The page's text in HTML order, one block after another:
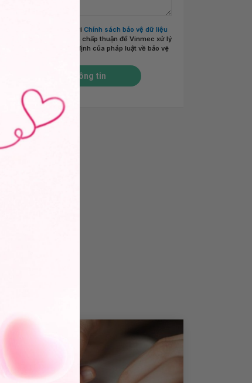
Tôi đã đọc và đồng ý với Chính sách bảo vệ dữ liệu
và chấp thuận để Vinmec xử lý
DLCN của tôi theo quy định của pháp luật về bảo vệ
Gửi thông tin